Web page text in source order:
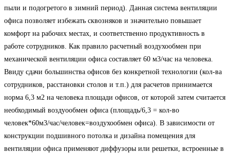
пыли и подогретого в зимний период). Данная система вентиляции
офиса позволяет избежать сквозняков и значительно повышает
комфорт на рабочих местах, и соответственно продуктивность в
работе сотрудников. Как правило расчетный воздухообмен при
механической вентиляции офиса составляет 60 м3/час на человека.
Ввиду сдачи большинства офисов без конкретной технологии (кол-ва
сотрудников, расстановки столов и т.п.) для расчетов принимается
норма 6,3 м2 на человека площади офисов, от которой затем считается
необходимый воздуообмен офиса (площадь/6,3 = кол-во
человек*60м3/час/человек=воздухообмен офиса). В зависимости от
конструкции подшивного потолка и дизайна помещения для
вентиляции офиса применяют диффузоры или решетки, встроенные в